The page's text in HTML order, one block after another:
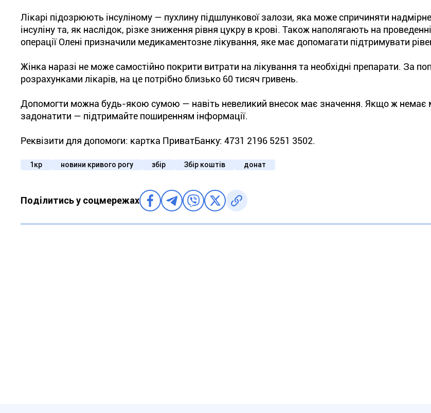
Лікарі підозрюють інсуліному — пухлину підшлункової залози, яка може спричиняти
інсуліну та, як наслідок, різке зниження рівня цукру в крові. Також наполягають на
операції Олені призначили медикаментозне лікування, яке має допомагати підтримувати
Жінка наразі не може самостійно покрити витрати на лікування та необхідні препарати. За
розрахунками лікарів, на це потрібно близько 60 тисяч гривень.
Допомогти можна будь-якою сумою — навіть невеликий внесок має значення. Якщо ж немає
задонатити — підтримайте поширенням інформації.
Реквізити для допомоги: картка ПриватБанку: 4731 2196 5251 3502.
1кр новини кривого рогу збір Збір коштів донат
Поділитись у соцмережах